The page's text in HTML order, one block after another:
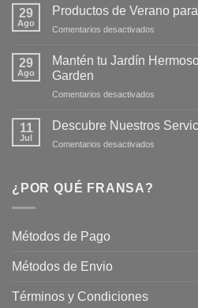
la
Nueva
de
29
Ago
Productos de Verano
Comentarios desactivados
de
Plantas
29
Ago
Mantén tu Jardín
Garden
Comentarios desactivados
tu
11
Jul
Descubre Nuestros
Comentarios desactivados
¿POR QUÉ FRANSA?
Métodos de Pago
Métodos de Envio
Términos y Condiciones